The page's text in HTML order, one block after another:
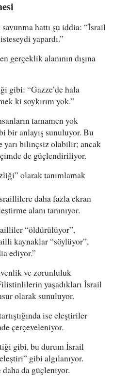
hattı şu iddia: “İsrail
yapardı.”
gerçeklik alanının dışına
gibi: “Gazze’de hala
ki soykırım yok.”
tamamen yok
bir anlayış sunuluyor. Bu
yarı bilinçsiz olabilir; ancak
de güçlendiriliyor.
olarak tanımlamak
daha fazla ekran
alanı tanınıyor.
“öldürülüyor”,
kaynaklar “söylüyor”,
ediyor.”
ve zorunluluk
yaşadıkları İsrail
olarak sunuluyor.
ise eleştiriler
çerçeveleniyor.
gibi, bu durum İsrail
gibi algılanıyor.
da güçleniyor.